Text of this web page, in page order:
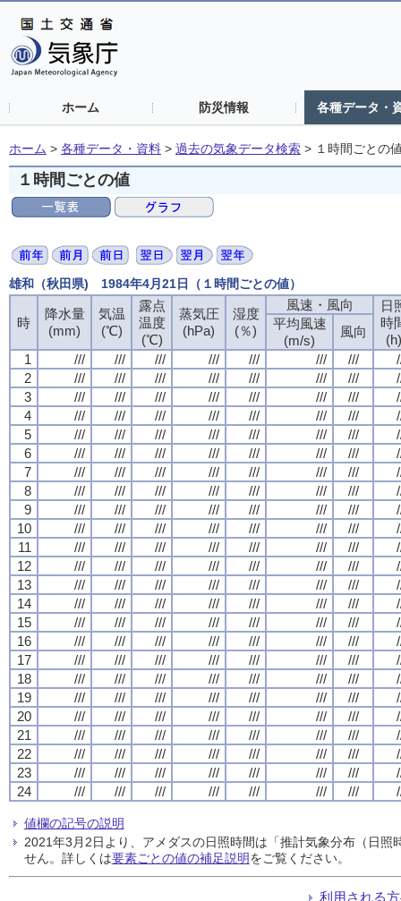
ホーム 防災情報 各種データ・
ホーム > 各種データ・資料 > 過去の気象データ検索 > １時間ごとの
１時間ごとの値
雄和（秋田県) 1984年4月21日（１時間ごとの値）
時
降水量
(mm)
気温
(℃)
露点
温度
(℃)
蒸気圧
(hPa)
湿度
(％)
風速・風向
日
時
(h)
平均風速
(m/s)
風向
1
/// /// /// /// /// /// ///
2
/// /// /// /// /// /// ///
3
/// /// /// /// /// /// ///
4
/// /// /// /// /// /// ///
5
/// /// /// /// /// /// ///
6
/// /// /// /// /// /// ///
7
/// /// /// /// /// /// ///
8
/// /// /// /// /// /// ///
9
/// /// /// /// /// /// ///
10
/// /// /// /// /// /// ///
11
/// /// /// /// /// /// ///
12
/// /// /// /// /// /// ///
13
/// /// /// /// /// /// ///
14
/// /// /// /// /// /// ///
15
/// /// /// /// /// /// ///
16
/// /// /// /// /// /// ///
17
/// /// /// /// /// /// ///
18
/// /// /// /// /// /// ///
19
/// /// /// /// /// /// ///
20
/// /// /// /// /// /// ///
21
/// /// /// /// /// /// ///
22
/// /// /// /// /// /// ///
23
/// /// /// /// /// /// ///
24
/// /// /// /// /// /// ///
値欄の記号の説明
2021年3月2日より、アメダスの日照時間は「推計気象分布（日
せん。詳しくは要素ごとの値の補足説明をご覧ください。
利用される